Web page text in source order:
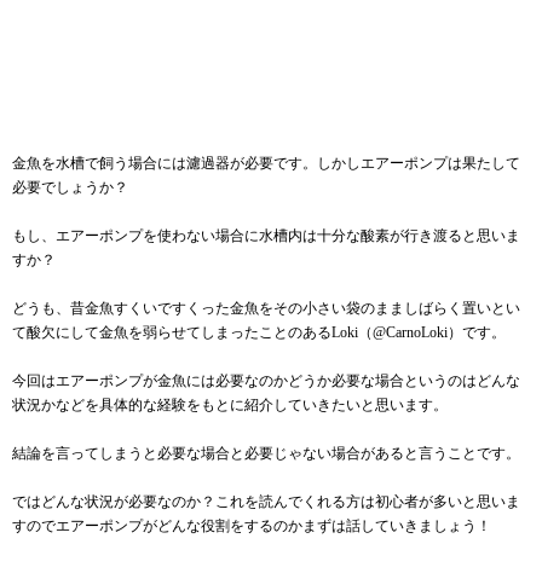
金魚を水槽で飼う場合には濾過器が必要です。しかしエアーポンプは果たして
必要でしょうか？
もし、エアーポンプを使わない場合に水槽内は十分な酸素が行き渡ると思いま
すか？
どうも、昔金魚すくいですくった金魚をその小さい袋のまましばらく置いとい
て酸欠にして金魚を弱らせてしまったことのあるLoki（@CarnoLoki）です。
今回はエアーポンプが金魚には必要なのかどうか必要な場合というのはどんな
状況かなどを具体的な経験をもとに紹介していきたいと思います。
結論を言ってしまうと必要な場合と必要じゃない場合があると言うことです。
ではどんな状況が必要なのか？これを読んでくれる方は初心者が多いと思いま
すのでエアーポンプがどんな役割をするのかまずは話していきましょう！